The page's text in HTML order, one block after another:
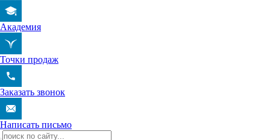
Академия
Точки продаж
Заказать звонок
Написать письмо